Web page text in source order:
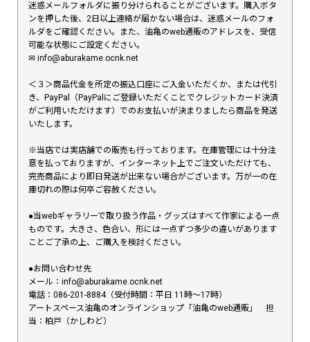
迷惑メールフォルダに振り分けられることがございます。購入ボタ
ンを押した後、2日以上連絡が届かない場合は、迷惑メールのフォ
ルダをご確認ください。また、油亀のweb通販のアドレスを、受信
可能な状態にご設定ください。
✉︎ info@aburakame.ocnk.net
＜３＞商品代金を所定の振込口座にご入金いただくか、または代引
き、PayPal（PayPalにご登録いただくことでクレジットカード決済
がご利用いただけます）でのお支払いが決まりましたら商品を発送
いたします。
※当店では実店舗での販売も行っております。在庫管理には十分注
意を払っておりますが、インターネット上でご注文いただけても、
完売商品により即日発送が出来ない場合がございます。万が一の在
庫切れの際は何卒ご容赦ください。
●当webギャラリーで取り扱う作品・グッズはすべて作家による一点
ものです。大きさ、色合い、形には一点ずつ多少の違いがあります
ことご了承の上、ご購入を検討ください。
●お問い合わせ先
メール：info@aburakame.ocnk.net
電話：086-201-8884（受付時間：平日 11時〜17時）
アートスペース油亀のオンラインショップ「油亀のweb通販」 担
当：柏戸（かしわど）